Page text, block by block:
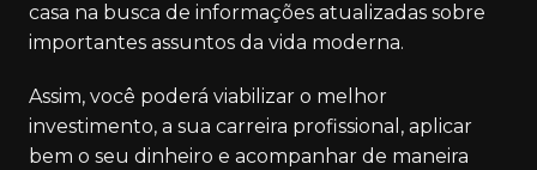
casa na busca de informações atualizadas sobre
importantes assuntos da vida moderna.
Assim, você poderá viabilizar o melhor
investimento, a sua carreira profissional, aplicar
bem o seu dinheiro e acompanhar de maneira